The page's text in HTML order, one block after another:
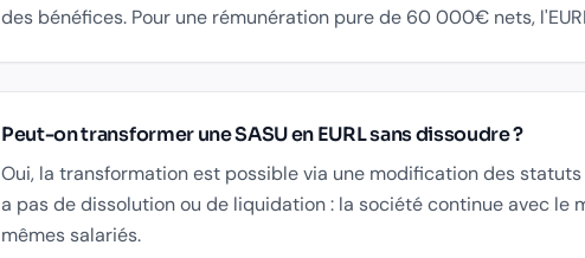
des bénéfices. Pour une rémunération pure de 60 000€ nets,
Peut-on transformer une SASU en EURL sans dissoudre ?
Oui, la transformation est possible via une modification des
a pas de dissolution ou de liquidation : la société continue avec le
mêmes salariés.